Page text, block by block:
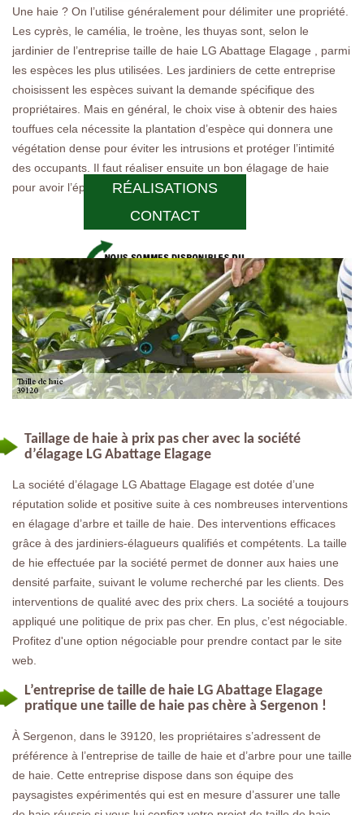
RÉALISATIONS
CONTACT
Une haie ? On l’utilise généralement pour délimiter une propriété.
Les cyprès, le camélia, le troène, les thuyas sont, selon le
jardinier de l’entreprise taille de haie LG Abattage Elagage , parmi
les espèces les plus utilisées. Les jardiniers de cette entreprise
choisissent les espèces suivant la demande spécifique des
propriétaires. Mais en général, le choix vise à obtenir des haies
touffues cela nécessite la plantation d’espèce qui donnera une
végétation dense pour éviter les intrusions et protéger l’intimité
des occupants. Il faut réaliser ensuite un bon élagage de haie
pour avoir l’épaisseur recherchée.
Taillage de haie à prix pas cher avec la société
d’élagage LG Abattage Elagage
La société d’élagage LG Abattage Elagage est dotée d’une
réputation solide et positive suite à ces nombreuses interventions
en élagage d’arbre et taille de haie. Des interventions efficaces
grâce à des jardiniers-élagueurs qualifiés et compétents. La taille
de hie effectuée par la société permet de donner aux haies une
densité parfaite, suivant le volume recherché par les clients. Des
interventions de qualité avec des prix chers. La société a toujours
appliqué une politique de prix pas cher. En plus, c’est négociable.
Profitez d'une option négociable pour prendre contact par le site
web.
L’entreprise de taille de haie LG Abattage Elagage
pratique une taille de haie pas chère à Sergenon !
À Sergenon, dans le 39120, les propriétaires s’adressent de
préférence à l’entreprise de taille de haie et d’arbre pour une taille
de haie. Cette entreprise dispose dans son équipe des
paysagistes expérimentés qui est en mesure d’assurer une talle